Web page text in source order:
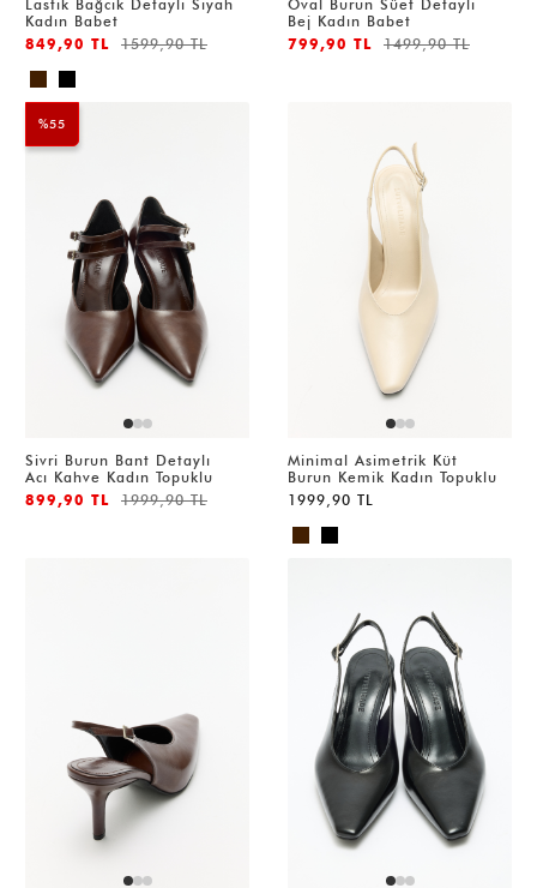
Lastik Bağcık Detaylı Siyah
Kadın Babet
849,90 TL
1599,90 TL
Oval Burun Süet Detaylı
Bej Kadın Babet
799,90 TL
1499,90 TL
%55
Sivri Burun Bant Detaylı
Acı Kahve Kadın Topuklu
899,90 TL
1999,90 TL
Minimal Asimetrik Küt
Burun Kemik Kadın Topuklu
1999,90 TL